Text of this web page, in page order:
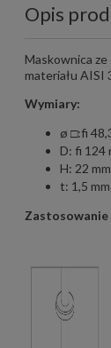
Opis
Maskownica
materiału AISI
Wymiary:
ø □:fi
D: fi 124
H: 22 mm
t: 1,5 mm